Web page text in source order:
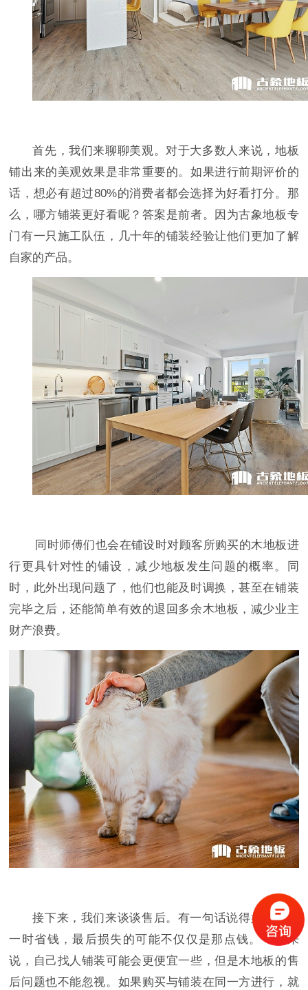
首先，我们来聊聊美观。对于大多数人来说，地板
铺出来的美观效果是非常重要的。如果进行前期评价的
话，想必有超过80%的消费者都会选择为好看打分。那
么，哪方铺装更好看呢？答案是前者。因为古象地板专
门有一只施工队伍，几十年的铺装经验让他们更加了解
自家的产品。
同时师傅们也会在铺设时对顾客所购买的木地板进
行更具针对性的铺设，减少地板发生问题的概率。同
时，此外出现问题了，他们也能及时调换，甚至在铺装
完毕之后，还能简单有效的退回多余木地板，减少业主
财产浪费。
接下来，我们来谈谈售后。有一句话说得好，为了
一时省钱，最后损失的可能不仅仅是那点钱。一般来
说，自己找人铺装可能会更便宜一些，但是木地板的售
后问题也不能忽视。如果购买与铺装在同一方进行，就